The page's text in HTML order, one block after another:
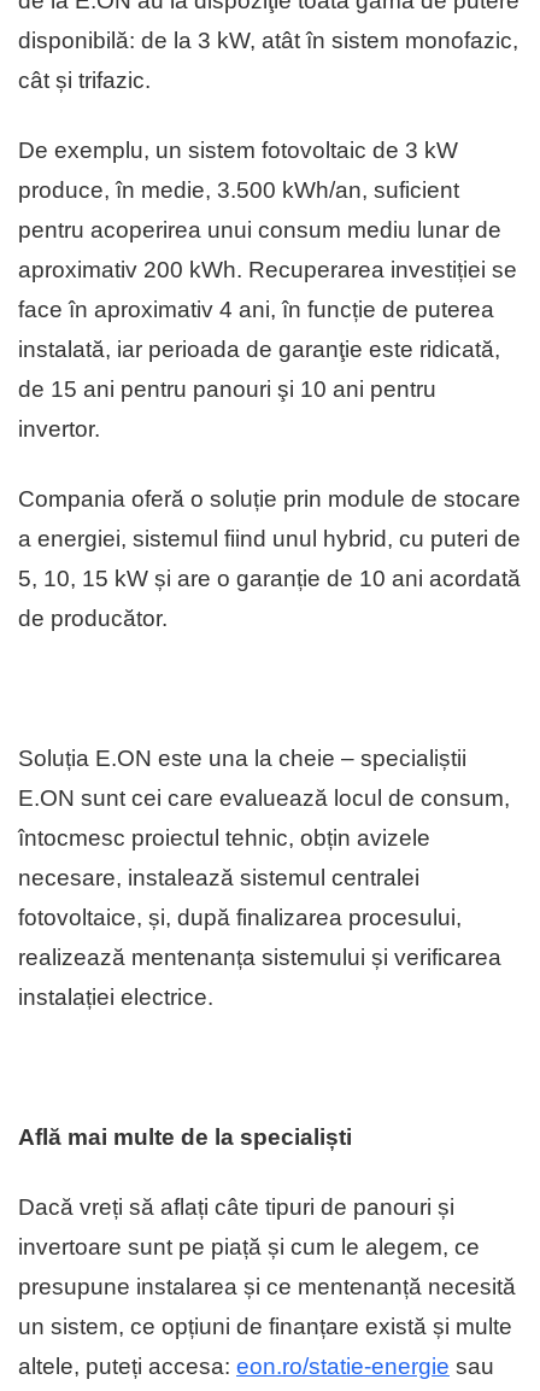
disponibilă: de la 3 kW, atât în sistem monofazic,
cât și trifazic.
De exemplu, un sistem fotovoltaic de 3 kW
produce, în medie, 3.500 kWh/an, suficient
pentru acoperirea unui consum mediu lunar de
aproximativ 200 kWh. Recuperarea investiției se
face în aproximativ 4 ani, în funcție de puterea
instalată, iar perioada de garanţie este ridicată,
de 15 ani pentru panouri şi 10 ani pentru
invertor.
Compania oferă o soluție prin module de stocare
a energiei, sistemul fiind unul hybrid, cu puteri de
5, 10, 15 kW și are o garanție de 10 ani acordată
de producător.
Soluția E.ON este una la cheie – specialiștii
E.ON sunt cei care evaluează locul de consum,
întocmesc proiectul tehnic, obțin avizele
necesare, instalează sistemul centralei
fotovoltaice, și, după finalizarea procesului,
realizează mentenanța sistemului și verificarea
instalației electrice.
Află mai multe de la specialiști
Dacă vreți să aflați câte tipuri de panouri și
invertoare sunt pe piață și cum le alegem, ce
presupune instalarea și ce mentenanță necesită
un sistem, ce opțiuni de finanțare există și multe
altele, puteți accesa: eon.ro/statie-energie sau